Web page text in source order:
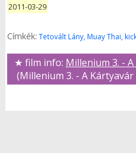
2011-03-29
Címkék: Tetovált Lány, Muay Thai,
★ film info: Millenium 3. -
(Millenium 3. - A Kártyavár